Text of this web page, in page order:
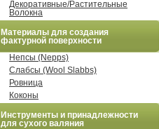
Декоративные/Растительные
Волокна
Материалы для создания
фактурной поверхности
Непсы (Nepps)
Слабсы (Wool Slabbs)
Ровница
Коконы
Инструменты и принадлежности
для сухого валяния